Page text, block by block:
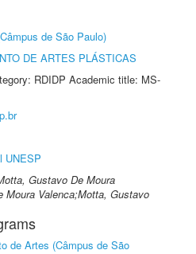
de São Paulo)
DE ARTES PLÁSTICAS
RDIDP Academic title: MS-
UNESP
Gustavo De Moura
Moura Valenca;Motta, Gustavo
de Artes (Câmpus de São